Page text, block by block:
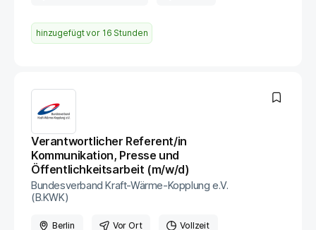
hinzugefügt vor 16 Stunden
Verantwortlicher Referent/in
Kommunikation, Presse und
Öffentlichkeitsarbeit (m/w/d)
Bundesverband Kraft-Wärme-Kopplung e.V.
(B.KWK)
Berlin Vor Ort Vollzeit